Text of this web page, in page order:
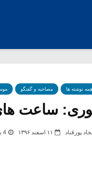
همه نوشته ها مصاحبه و گفتگو
ساعت
پورقناد ۱۱ اسفند ۱۳۹۶ 4 برچسب -